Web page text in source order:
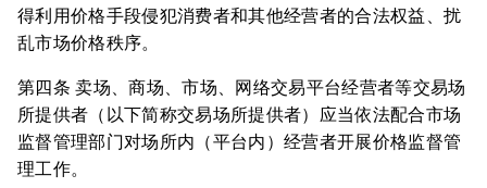
得利用价格手段侵犯消费者和其他经营者的合法权益、扰
乱市场价格秩序。
第四条 卖场、商场、市场、网络交易平台经营者等交易场
所提供者（以下简称交易场所提供者）应当依法配合市场
监督管理部门对场所内（平台内）经营者开展价格监督管
理工作。